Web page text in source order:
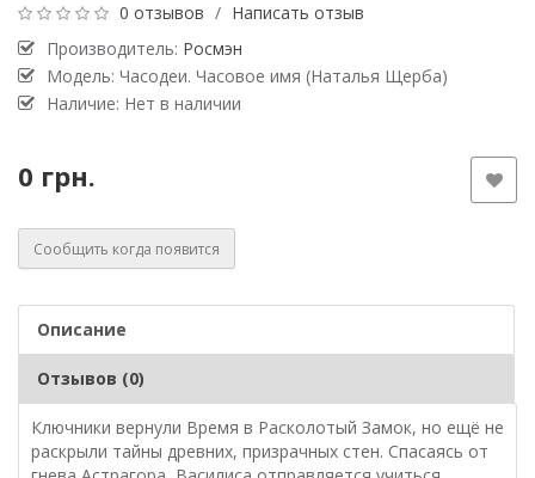
0 отзывов / Написать отзыв
Производитель: Росмэн
Модель: Часодеи. Часовое имя (Наталья Щерба)
Наличие: Нет в наличии
0 грн.
Сообщить когда появится
Описание
Отзывов (0)
Ключники вернули Время в Расколотый Замок, но ещё не
раскрыли тайны древних, призрачных стен. Спасаясь от